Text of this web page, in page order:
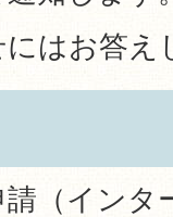
はお答え
（インタ